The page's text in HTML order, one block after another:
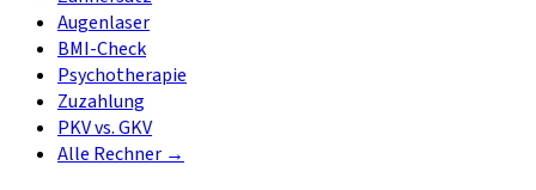
Augenlaser
BMI-Check
Psychotherapie
Zuzahlung
PKV vs. GKV
Alle Rechner →